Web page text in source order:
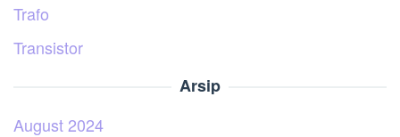
Trafo
Transistor
Arsip
August 2024